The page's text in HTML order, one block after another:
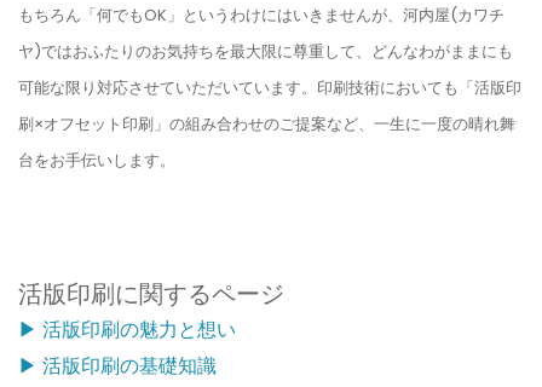
もちろん「何でもOK」というわけにはいきませんが、河内屋(カワチ
ヤ)ではおふたりのお気持ちを最大限に尊重して、どんなわがままにも
可能な限り対応させていただいています。印刷技術においても「活版印
刷×オフセット印刷」の組み合わせのご提案など、一生に一度の晴れ舞
台をお手伝いします。
活版印刷に関するページ
▶ 活版印刷の魅力と想い
▶ 活版印刷の基礎知識